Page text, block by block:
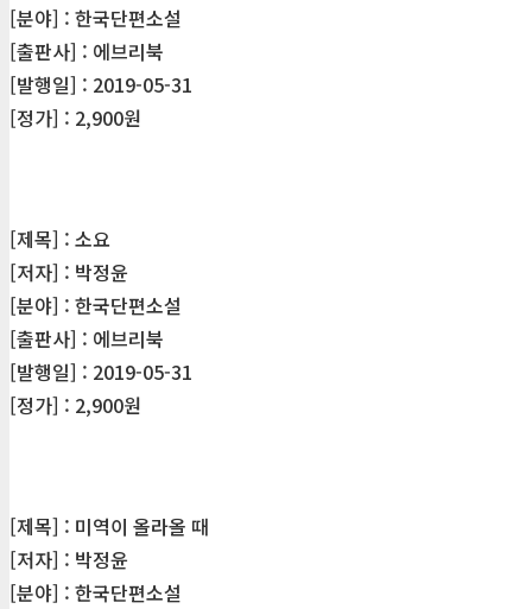
[분야] : 한국단편소설
[출판사] : 에브리북
[발행일] : 2019-05-31
[정가] : 2,900원
[제목] : 소요
[저자] : 박정윤
[분야] : 한국단편소설
[출판사] : 에브리북
[발행일] : 2019-05-31
[정가] : 2,900원
[제목] : 미역이 올라올 때
[저자] : 박정윤
[분야] : 한국단편소설